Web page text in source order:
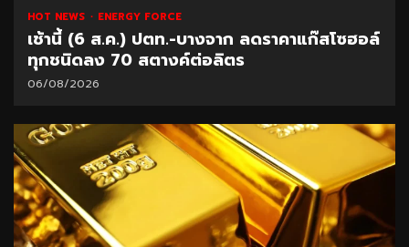
HOT NEWS ENERGY FORCE
เช้านี้ (6 ส.ค.) ปตท.-บางจาก ลดราคาแก๊สโซฮอล์
ทุกชนิดลง 70 สตางค์ต่อลิตร
06/08/2026